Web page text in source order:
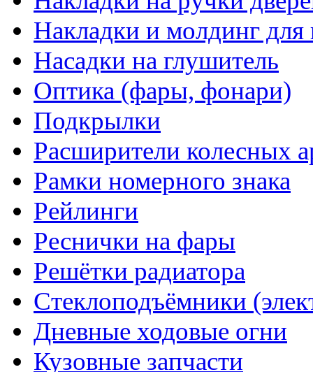
Накладки и молдинг для
Насадки на глушитель
Оптика (фары, фонари)
Подкрылки
Расширители колесных
Рамки номерного знака
Рейлинги
Реснички на фары
Решётки радиатора
Стеклоподъёмники
Дневные ходовые огни
Кузовные запчасти